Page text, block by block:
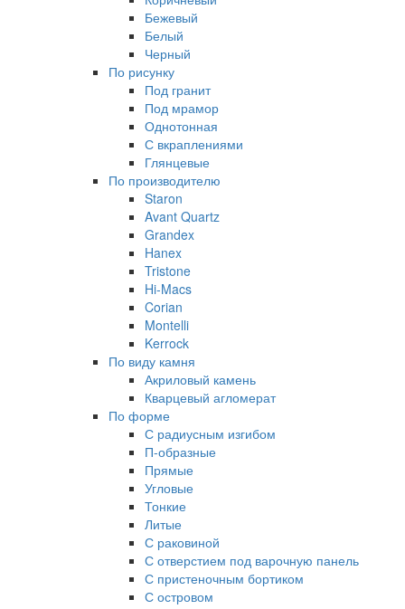
Бежевый
Белый
Черный
По рисунку
Под гранит
Под мрамор
Однотонная
С вкраплениями
Глянцевые
По производителю
Staron
Avant Quartz
Grandex
Hanex
Tristone
Hi-Macs
Corian
Montelli
Kerrock
По виду камня
Акриловый камень
Кварцевый агломерат
По форме
С радиусным изгибом
П-образные
Прямые
Угловые
Тонкие
Литые
С раковиной
С отверстием под варочную панель
С пристеночным бортиком
С островом